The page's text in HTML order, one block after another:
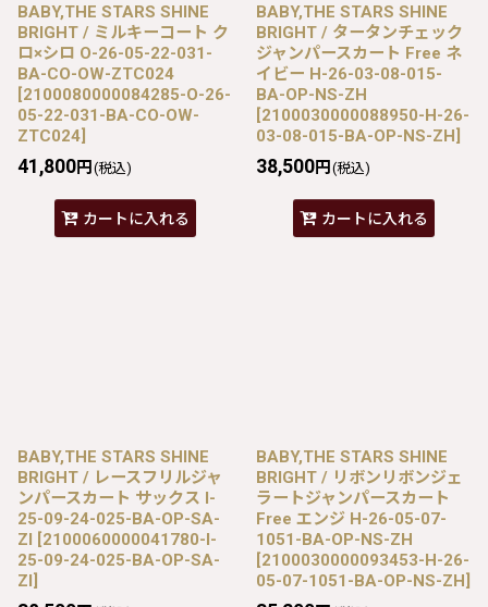
BABY,THE STARS SHINE
BRIGHT / ミルキーコート ク
ロ×シロ O-26-05-22-031-
BA-CO-OW-ZTC024
[2100080000084285-O-26-
05-22-031-BA-CO-OW-
ZTC024]
41,800円 (税込)
カートに入れる
BABY,THE STARS SHINE
BRIGHT / タータンチェック
ジャンパースカート Free ネ
イビー H-26-03-08-015-
BA-OP-NS-ZH
[2100030000088950-H-26-
03-08-015-BA-OP-NS-ZH]
38,500円 (税込)
カートに入れる
BABY,THE STARS SHINE
BRIGHT / レースフリルジャ
ンパースカート サックス I-
25-09-24-025-BA-OP-SA-
ZI [2100060000041780-I-
25-09-24-025-BA-OP-SA-
ZI]
BABY,THE STARS SHINE
BRIGHT / リボンリボンジェ
ラートジャンパースカート
Free エンジ H-26-05-07-
1051-BA-OP-NS-ZH
[2100030000093453-H-26-
05-07-1051-BA-OP-NS-ZH]